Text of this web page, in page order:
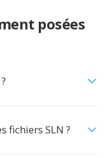
posées
fichiers SLN ?